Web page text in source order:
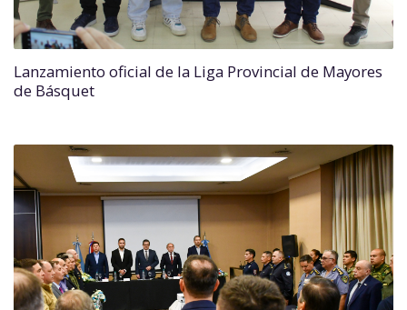
Lanzamiento oficial de la Liga Provincial de Mayores
de Básquet